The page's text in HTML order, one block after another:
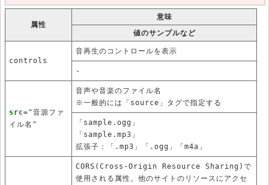
属性
意味
値のサンプルなど
controls
音再生のコントロールを表示
-
src="音源ファ
イル名"
音声や音楽のファイル名
※一般的には「source」タグで指定する
「sample.ogg」
「sample.mp3」
拡張子：「.mp3」「.ogg」「m4a」
CORS(Cross-Origin Resource Sharing)で
使用される属性。他のサイトのリソースにアクセ